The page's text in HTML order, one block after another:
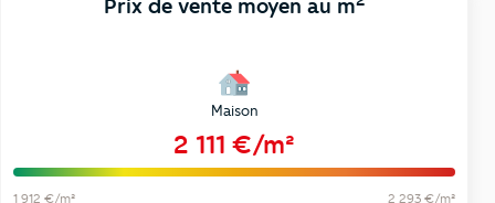
Prix de vente moyen au m
Maison
2 111 €/m²
1 912 €/m² 2 293 €/m²